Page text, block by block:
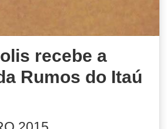
recebe a
Rumos do Itaú